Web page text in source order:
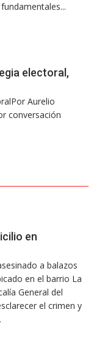
electoral,
Aurelio
conversación
en
a balazos
en el barrio La
General del
el crimen y